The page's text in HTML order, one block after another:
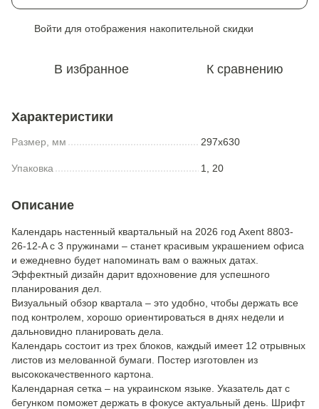
Войти для отображения накопительной скидки
В избранное К сравнению
Характеристики
Размер, мм 297x630
Упаковка 1, 20
Описание
Календарь настенный квартальный на 2026 год Axent 8803-
26-12-A с 3 пружинами – станет красивым украшением офиса
и ежедневно будет напоминать вам о важных датах.
Эффектный дизайн дарит вдохновение для успешного
планирования дел.
Визуальный обзор квартала – это удобно, чтобы держать все
под контролем, хорошо ориентироваться в днях недели и
дальновидно планировать дела.
Календарь состоит из трех блоков, каждый имеет 12 отрывных
листов из мелованной бумаги. Постер изготовлен из
высококачественного картона.
Календарная сетка – на украинском языке. Указатель дат с
бегунком поможет держать в фокусе актуальный день. Шрифт